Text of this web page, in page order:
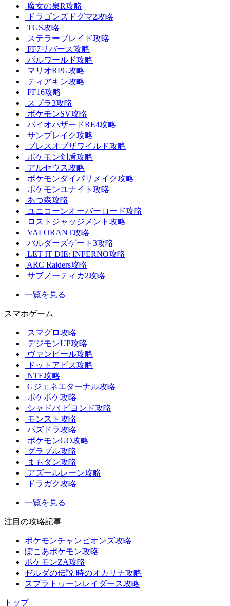
魔女の泉R攻略
ドラゴンズドグマ2攻略
TGS攻略
ステラーブレイド攻略
FF7リバース攻略
パルワールド攻略
マリオRPG攻略
ティアキン攻略
FF16攻略
スプラ3攻略
ポケモンSV攻略
バイオハザードRE4攻略
サンブレイク攻略
ブレスオブザワイルド攻略
ポケモン剣盾攻略
アルセウス攻略
ポケモンダイパリメイク攻略
ポケモンユナイト攻略
あつ森攻略
ユニコーンオーバーロード攻略
ロストジャッジメント攻略
VALORANT攻略
バルダーズゲート3攻略
LET IT DIE: INFERNO攻略
ARC Raiders攻略
サブノーティカ2攻略
一覧を見る
スマホゲーム
スマグロ攻略
デジモンUP攻略
ヴァンピール攻略
ドットアビス攻略
NTE攻略
Gジェネエターナル攻略
ポケポケ攻略
シャドバ ビヨンド攻略
モンスト攻略
パズドラ攻略
ポケモンGO攻略
グラブル攻略
まもダン攻略
アズールレーン攻略
ドラガク攻略
一覧を見る
注目の攻略記事
ポケモンチャンピオンズ攻略
ぽこあポケモン攻略
ポケモンZA攻略
ゼルダの伝説 時のオカリナ攻略
スプラトゥーンレイダース攻略
トップ